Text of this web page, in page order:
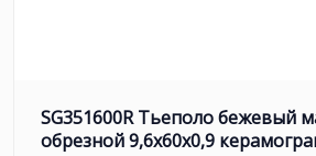
SG351600R Тьеполо бежевый
обрезной 9,6x60x0,9